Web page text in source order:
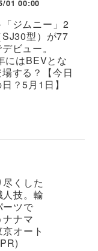
01 00:00
ジムニー」2
型）が77
ビュー。
にはBEVとな
する？【今日
？5月1日】
くした
人技。輸
ーツで
ナナマ
オート